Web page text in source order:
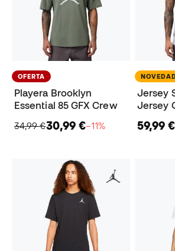
OFERTA
Playera Brooklyn
Essential 85 GFX Crew
34,99 €30,99 €−11%
Jersey
Jersey
59,99 €